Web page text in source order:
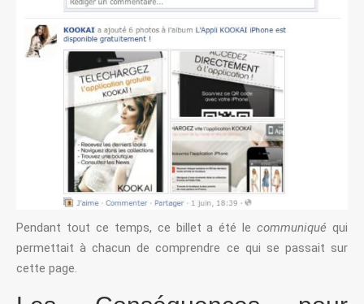
Pendant tout ce temps, ce billet a été lecommuniqué qui
permettait à chacun de comprendre ce qui se passait sur
cette page.